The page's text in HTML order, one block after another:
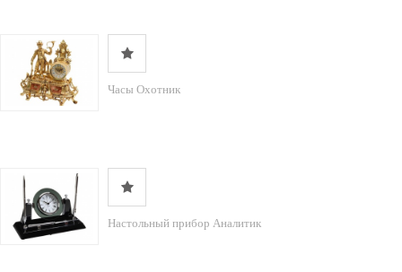
Часы Охотник
Настольный прибор Аналитик